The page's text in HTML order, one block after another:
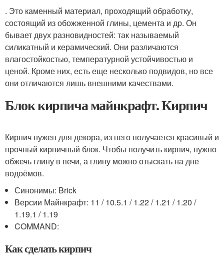
. Это каменный материал, проходящий обработку,
состоящий из обожженной глины, цемента и др. Он
бывает двух разновидностей: так называемый
силикатный и керамический. Они различаются
влагостойкостью, температурной устойчивостью и
ценой. Кроме них, есть еще несколько подвидов, но все
они отличаются лишь внешними качествами.
Блок кирпича майнкрафт. Кирпич
Кирпич нужен для декора, из него получается красивый и
прочный кирпичный блок. Чтобы получить кирпич, нужно
обжечь глину в печи, а глину можно отыскать на дне
водоёмов.
Синонимы: Brick
Версии Майнкрафт: 11 / 10.5.1 / 1.22 / 1.21 / 1.20 /
1.19.1 / 1.19
COMMAND:
Как сделать кирпич